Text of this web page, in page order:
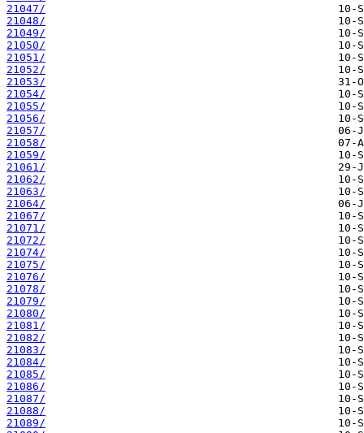
21047/
21048/
21049/
21050/
21051/
21052/
21053/
21054/
21055/
21056/
21057/
21058/
21059/
21061/
21062/
21063/
21064/
21067/
21071/
21072/
21074/
21075/
21076/
21078/
21079/
21080/
21081/
21082/
21083/
21084/
21085/
21086/
21087/
21088/
21089/